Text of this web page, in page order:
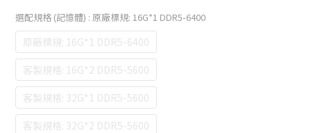
選配規格 (記憶體) : 原廠標規: 16G*1 DDR5-6400
原廠標規: 16G*1 DDR5-6400
客製規格: 16G*2 DDR5-5600
客製規格: 32G*1 DDR5-5600
客製規格: 32G*2 DDR5-5600